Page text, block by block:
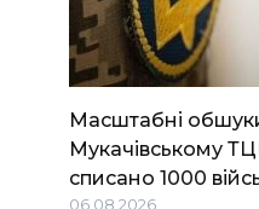
Масштабні
Мукачівському
списано 1000
06.08.2026